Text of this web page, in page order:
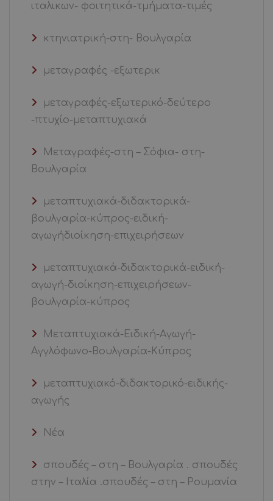
ιταλικων- φοιτητικά-τμήματα-τιμές
κτηνιατρική-στη- Βουλγαρία
μεταγραφές -εξωτερικ
μεταγραφές-εξωτερικό-δεύτερο
-πτυχίο-μεταπτυχιακά
Μεταγραφές-στη – Σόφια- στη-
Βουλγαρία
μεταπτυχιακά-διδακτορικά-
βουλγαρία-κύπρος-ειδική-
αγωγήδιοίκηση-επιχειρήσεων
μεταπτυχιακά-διδακτορικά-ειδική-
αγωγή-διοίκηση-επιχειρήσεων-
βουλγαρία-κύπρος
Μεταπτυχιακά-Ειδική-Αγωγή-
Αγγλόφωνο-Βουλγαρία-Κύπρος
μεταπτυχιακό-διδακτορικό-ειδικής-
αγωγής
Νέα
σπουδές – στη – Βουλγαρία . σπουδές
στην – Ιταλία .σπουδές – στη – Ρουμανία